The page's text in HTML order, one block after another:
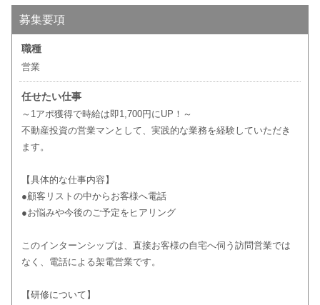
募集要項
職種
営業
任せたい仕事
～1アポ獲得で時給は即1,700円にUP！～
不動産投資の営業マンとして、実践的な業務を経験していただき
ます。
【具体的な仕事内容】
●顧客リストの中からお客様へ電話
●お悩みや今後のご予定をヒアリング
このインターンシップは、直接お客様の自宅へ伺う訪問営業では
なく、電話による架電営業です。
【研修について】